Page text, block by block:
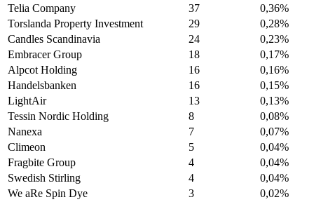
Telia Company
37
0,36%
Torslanda Property Investment
29
0,28%
Candles Scandinavia
24
0,23%
Embracer Group
18
0,17%
Alpcot Holding
16
0,16%
Handelsbanken
16
0,15%
LightAir
13
0,13%
Tessin Nordic Holding
8
0,08%
Nanexa
7
0,07%
Climeon
5
0,04%
Fragbite Group
4
0,04%
Swedish Stirling
4
0,04%
We aRe Spin Dye
3
0,02%